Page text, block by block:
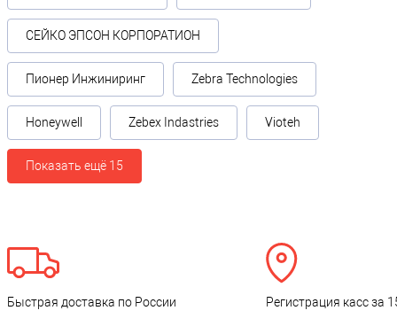
СЕЙКО ЭПСОН КОРПОРАТИОН
Пионер Инжиниринг Zebra Technologies
Honeywell Zebex Indastries Vioteh
Показать ещё 15
Быстрая доставка по России Регистрация касс за